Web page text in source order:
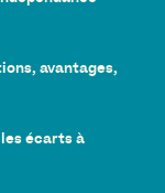
avantages,
les écarts à